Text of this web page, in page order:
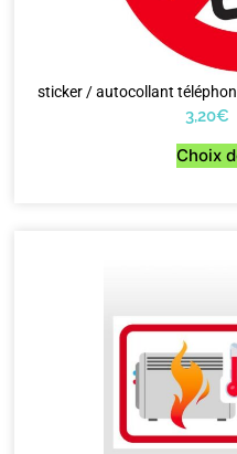
sticker / autocollant
3,20€
Choix